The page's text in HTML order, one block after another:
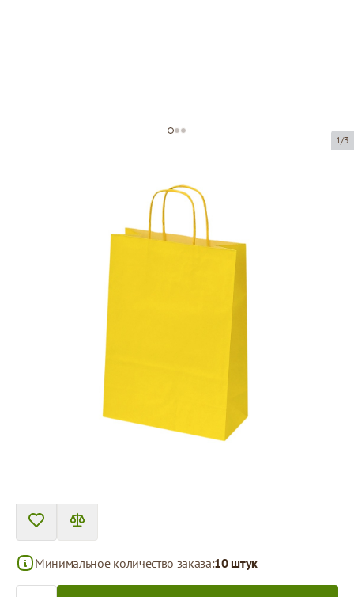
1/3
Жёлтые бумажные пакеты с
плетёными ручками
P04521
22 x 10 x 31 cm
крафт-бумага
90 g/m2
Tовар можно получить в пункте выдачи.
Минимальное количество заказа:10 штук